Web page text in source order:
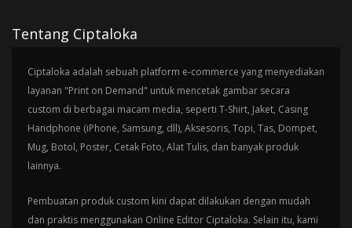
Tentang Ciptaloka
Ciptaloka adalah sebuah platform e-commerce yang menyediakan
layanan "Print on Demand" untuk mencetak gambar secara
custom di berbagai macam media, seperti T-Shirt, Jaket, Casing
Handphone (iPhone, Samsung, dll), Aksesoris, Topi, Tas, Dompet,
Mug, Botol, Poster, Cetak Foto, Alat Tulis, dan banyak produk
lainnya.
Pembuatan produk custom kini dapat dilakukan dengan mudah
dan praktis menggunakan Online Editor Ciptaloka. Selain itu, kami